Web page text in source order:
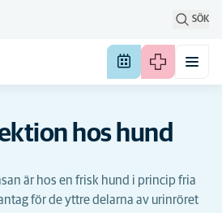
SÖK
hos hund
är hos en frisk hund i princip fria
för de yttre delarna av urinröret